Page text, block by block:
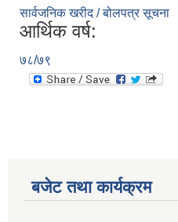
सार्वजनिक खरीद / बोलपत्र सूचना
आर्थिक वर्ष:
७८/७९
बजेट तथा कार्यक्रम